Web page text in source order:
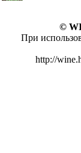
©
При
http://